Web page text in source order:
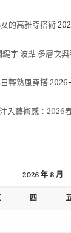
的高雅穿搭術
字 波點 多層次
輕熟風穿搭
入藝術感：2026
2026 年 8 月
四